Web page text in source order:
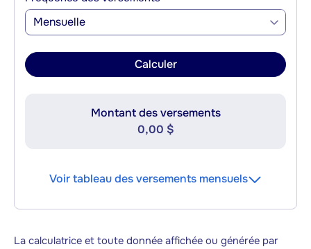
Mensuelle
Calculer
Montant des versements
0,00 $
Voir tableau des versements mensuels
La calculatrice et toute donnée affichée ou générée par